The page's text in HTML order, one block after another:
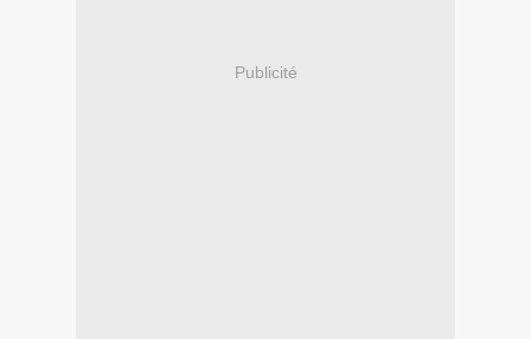
Publicité